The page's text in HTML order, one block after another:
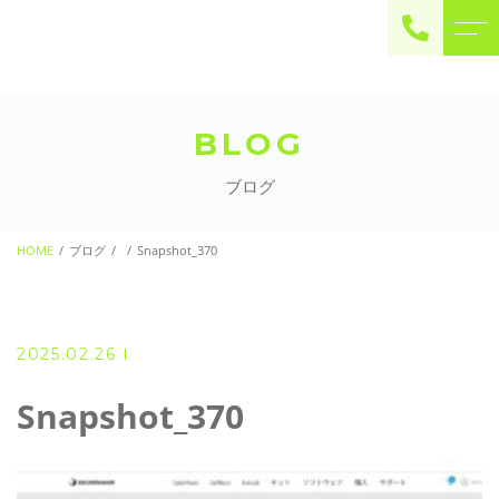
contact
BLOG
ブログ
HOME ブログ Snapshot_370
2025.02.26
Snapshot_370